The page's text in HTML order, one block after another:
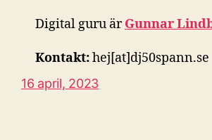
Digital guru ärGunnar
Kontakt:hej[at]dj50spann.se
16 april, 2023